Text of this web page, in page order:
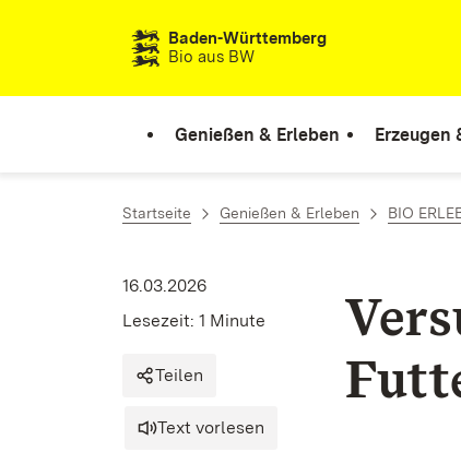
Zum Inhalt springenBaden-Württemberg
Bio aus BW
Genießen & Erleben Erzeugen
Startseite Genießen & Erleben BIO
16.03.2026
Lesezeit: 1 Minute
Teilen
Text vorlesen